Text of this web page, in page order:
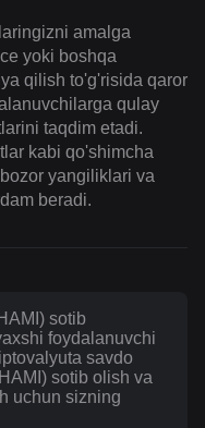
amalga
yoki boshqa
qilish to'g'risida qaror
qulay
taqdim etadi.
kabi qo'shimcha
yangiliklari va
beradi.
sotib
foydalanuvchi
savdo
sotib olish va
uchun sizning